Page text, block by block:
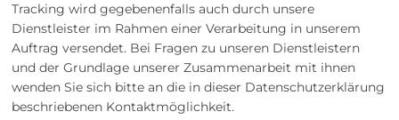
Tracking wird gegebenenfalls auch durch unsere
Dienstleister im Rahmen einer Verarbeitung in unserem
Auftrag versendet. Bei Fragen zu unseren Dienstleistern
und der Grundlage unserer Zusammenarbeit mit ihnen
wenden Sie sich bitte an die in dieser Datenschutzerklärung
beschriebenen Kontaktmöglichkeit.